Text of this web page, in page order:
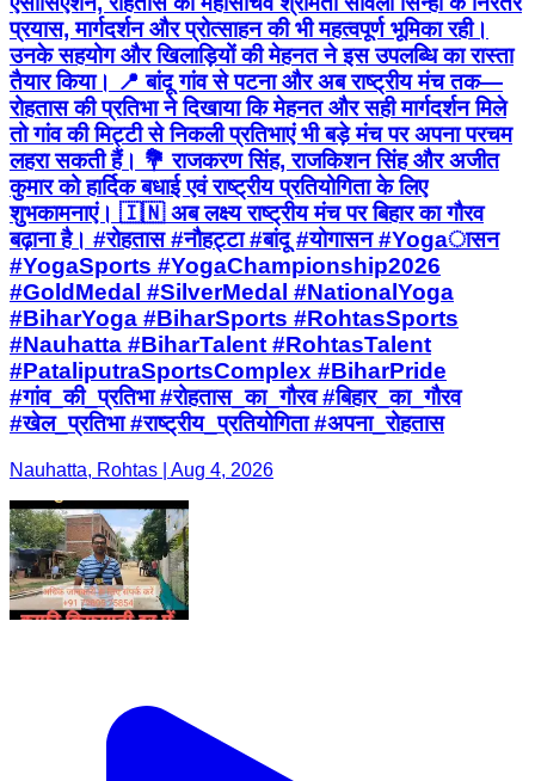
प्रयास, मार्गदर्शन और प्रोत्साहन की भी महत्वपूर्ण भूमिका रही।
उनके सहयोग और खिलाड़ियों की मेहनत ने इस उपलब्धि का रास्ता
तैयार किया। 📍 बांदू गांव से पटना और अब राष्ट्रीय मंच तक—
रोहतास की प्रतिभा ने दिखाया कि मेहनत और सही मार्गदर्शन मिले
तो गांव की मिट्टी से निकली प्रतिभाएं भी बड़े मंच पर अपना परचम
लहरा सकती हैं। 💐 राजकरण सिंह, राजकिशन सिंह और अजीत
कुमार को हार्दिक बधाई एवं राष्ट्रीय प्रतियोगिता के लिए
शुभकामनाएं। 🇮🇳 अब लक्ष्य राष्ट्रीय मंच पर बिहार का गौरव
बढ़ाना है। #रोहतास #नौहट्टा #बांदू #योगासन #Yogaासन
#YogaSports #YogaChampionship2026
#GoldMedal #SilverMedal #NationalYoga
#BiharYoga #BiharSports #RohtasSports
#Nauhatta #BiharTalent #RohtasTalent
#PataliputraSportsComplex #BiharPride
#गांव_की_प्रतिभा #रोहतास_का_गौरव #बिहार_का_गौरव
#खेल_प्रतिभा #राष्ट्रीय_प्रतियोगिता #अपना_रोहतास
Nauhatta, Rohtas | Aug 4, 2026